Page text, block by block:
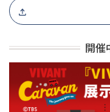
開催